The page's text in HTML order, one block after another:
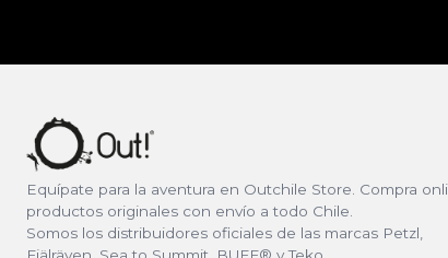
Equípate para la aventura en Outchile Store. Compra
productos originales con envío a todo Chile.
Somos los distribuidores oficiales de las marcas Petzl,
Fjälräven, Sea to Summit, BUFF® y Teko.